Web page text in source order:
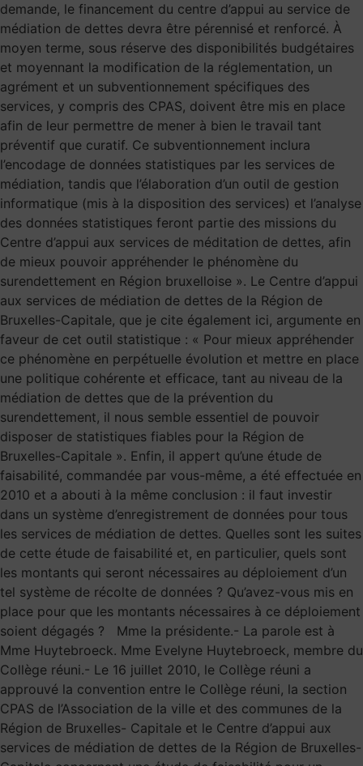
demande, le financement du centre d’appui au service de
médiation de dettes devra être pérennisé et renforcé. À
moyen terme, sous réserve des disponibilités budgétaires
et moyennant la modification de la réglementation, un
agrément et un subventionnement spécifiques des
services, y compris des CPAS, doivent être mis en place
afin de leur permettre de mener à bien le travail tant
préventif que curatif. Ce subventionnement inclura
l’encodage de données statistiques par les services de
médiation, tandis que l’élaboration d’un outil de gestion
informatique (mis à la disposition des services) et l’analyse
des données statistiques feront partie des missions du
Centre d’appui aux services de méditation de dettes, afin
de mieux pouvoir appréhender le phénomène du
surendettement en Région bruxelloise ». Le Centre d’appui
aux services de médiation de dettes de la Région de
Bruxelles-Capitale, que je cite également ici, argumente en
faveur de cet outil statistique : « Pour mieux appréhender
ce phénomène en perpétuelle évolution et mettre en place
une politique cohérente et efficace, tant au niveau de la
médiation de dettes que de la prévention du
surendettement, il nous semble essentiel de pouvoir
disposer de statistiques fiables pour la Région de
Bruxelles-Capitale ». Enfin, il appert qu’une étude de
faisabilité, commandée par vous-même, a été effectuée en
2010 et a abouti à la même conclusion : il faut investir
dans un système d’enregistrement de données pour tous
les services de médiation de dettes. Quelles sont les suites
de cette étude de faisabilité et, en particulier, quels sont
les montants qui seront nécessaires au déploiement d’un
tel système de récolte de données ? Qu’avez-vous mis en
place pour que les montants nécessaires à ce déploiement
soient dégagés ? Mme la présidente.- La parole est à
Mme Huytebroeck. Mme Evelyne Huytebroeck, membre du
Collège réuni.- Le 16 juillet 2010, le Collège réuni a
approuvé la convention entre le Collège réuni, la section
CPAS de l’Association de la ville et des communes de la
Région de Bruxelles- Capitale et le Centre d’appui aux
services de médiation de dettes de la Région de Bruxelles-